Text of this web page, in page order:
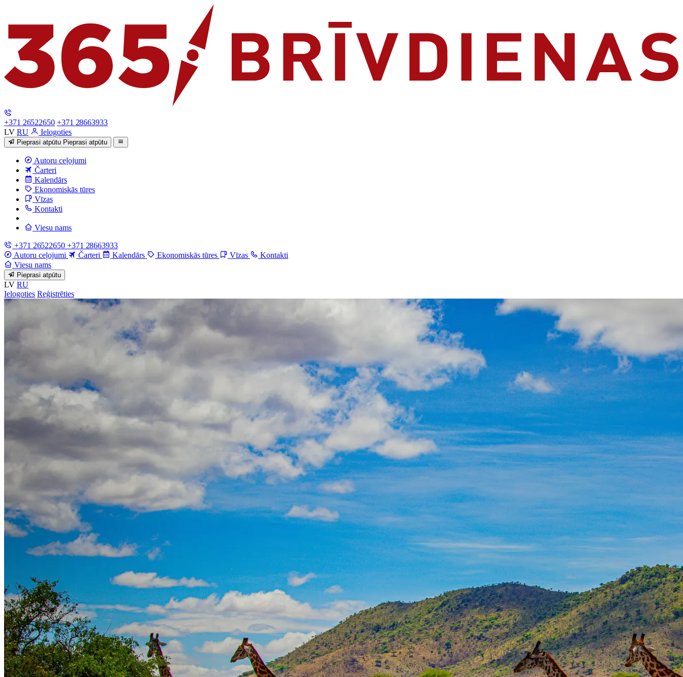
+371 26522650 +371 28663933
LV RU Ielogoties
Pieprasi atpūtu Pieprasi atpūtu
Autoru ceļojumi
Čarteri
Kalendārs
Ekonomiskās tūres
Vīzas
Kontakti
Viesu nams
+371 26522650 +371 28663933
Autoru ceļojumi
Čarteri Kalendārs Ekonomiskās tūres Vīzas
Kontakti
Viesu nams
Pieprasi atpūtu
LV RU
Ielogoties Reģistrēties